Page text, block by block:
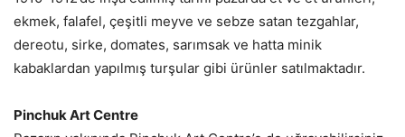
ekmek, falafel, çeşitli meyve ve sebze satan tezgahlar,
dereotu, sirke, domates, sarımsak ve hatta minik
kabaklardan yapılmış turşular gibi ürünler satılmaktadır.
Pinchuk Art Centre